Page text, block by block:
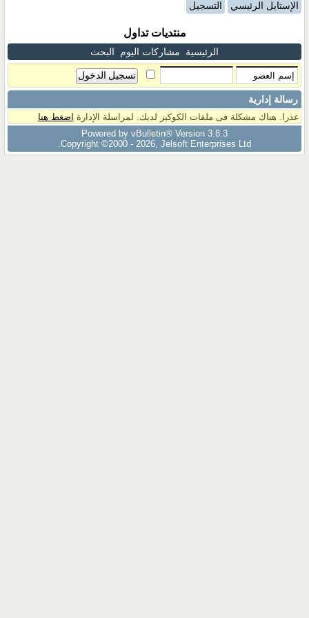
الإستايل الرئيسي التسجيل
منتديات تداول
الرئيسية مشاركات اليوم البحث
رسالة إدارية
عذرا. هناك مشكلة فى ملفات الكوكيز لديك. لمراسلة الإدارة اضغط هنا
Powered by vBulletin® Version 3.8.3
Copyright ©2000 - 2026, Jelsoft Enterprises Ltd.